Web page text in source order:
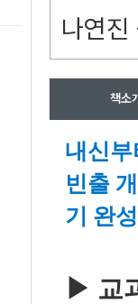
나연
책소
내신
빈출
기 완
▶ 교